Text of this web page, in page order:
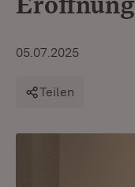
05.07.2025
Teilen